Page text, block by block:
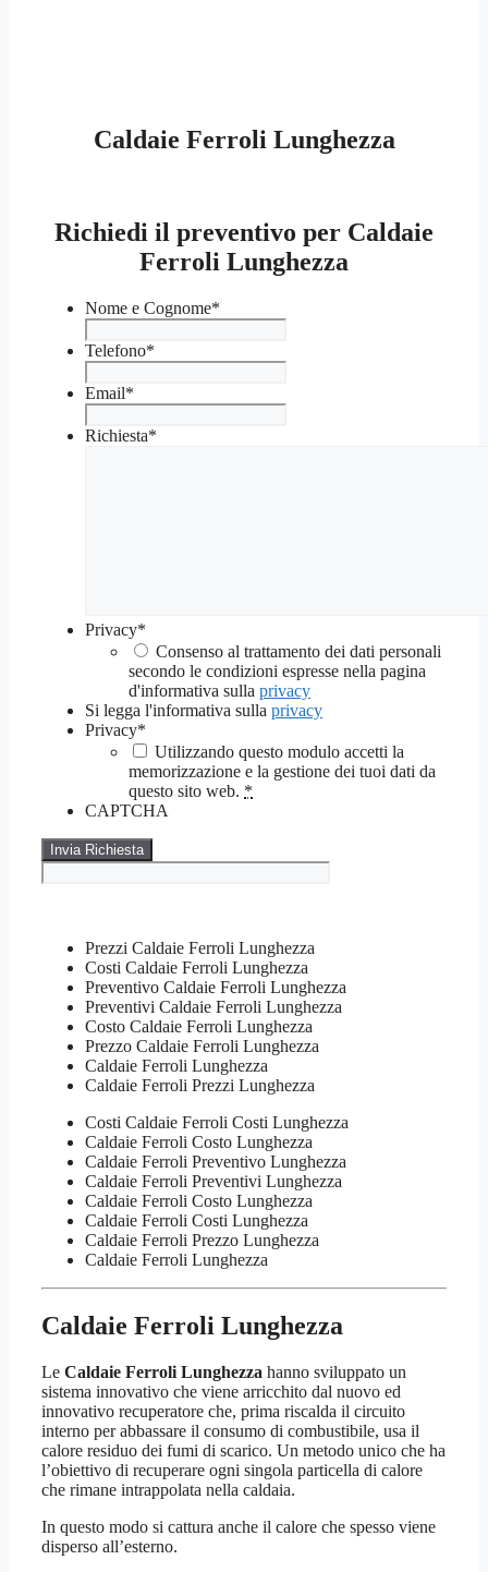
Caldaie Ferroli Lunghezza
Richiedi il preventivo per Caldaie
Ferroli Lunghezza
Nome e Cognome*
Telefono*
Email*
Richiesta*
Privacy*
Consenso al trattamento dei dati personali
secondo le condizioni espresse nella pagina
d'informativa sulla privacy
Si legga l'informativa sulla privacy
Privacy*
Utilizzando questo modulo accetti la
memorizzazione e la gestione dei tuoi dati da
questo sito web. *
CAPTCHA
Prezzi Caldaie Ferroli Lunghezza
Costi Caldaie Ferroli Lunghezza
Preventivo Caldaie Ferroli Lunghezza
Preventivi Caldaie Ferroli Lunghezza
Costo Caldaie Ferroli Lunghezza
Prezzo Caldaie Ferroli Lunghezza
Caldaie Ferroli Lunghezza
Caldaie Ferroli Prezzi Lunghezza
Costi Caldaie Ferroli Costi Lunghezza
Caldaie Ferroli Costo Lunghezza
Caldaie Ferroli Preventivo Lunghezza
Caldaie Ferroli Preventivi Lunghezza
Caldaie Ferroli Costo Lunghezza
Caldaie Ferroli Costi Lunghezza
Caldaie Ferroli Prezzo Lunghezza
Caldaie Ferroli Lunghezza
Caldaie Ferroli Lunghezza
Le Caldaie Ferroli Lunghezza hanno sviluppato un
sistema innovativo che viene arricchito dal nuovo ed
innovativo recuperatore che, prima riscalda il circuito
interno per abbassare il consumo di combustibile, usa il
calore residuo dei fumi di scarico. Un metodo unico che ha
l’obiettivo di recuperare ogni singola particella di calore
che rimane intrappolata nella caldaia.
In questo modo si cattura anche il calore che spesso viene
disperso all’esterno.